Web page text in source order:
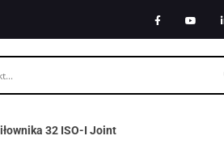
32 ISO-I Joint